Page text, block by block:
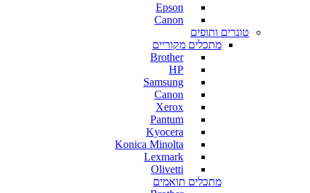
Epson
Canon
טונרים ותופים
מתכלים מקוריים
Brother
HP
Samsung
Canon
Xerox
Pantum
Kyocera
Konica Minolta
Lexmark
Olivetti
מתכלים תואמים